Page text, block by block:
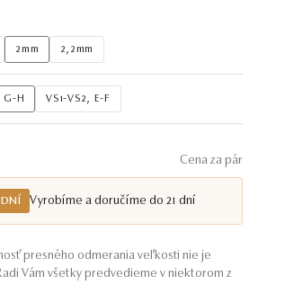
2mm 2,2mm
G-H VS1-VS2, E-F
Cena za pár
Vyrobíme a doručíme do 21 dní
presného odmerania veľkosti nie je
Vám všetky predvedieme v niektorom z